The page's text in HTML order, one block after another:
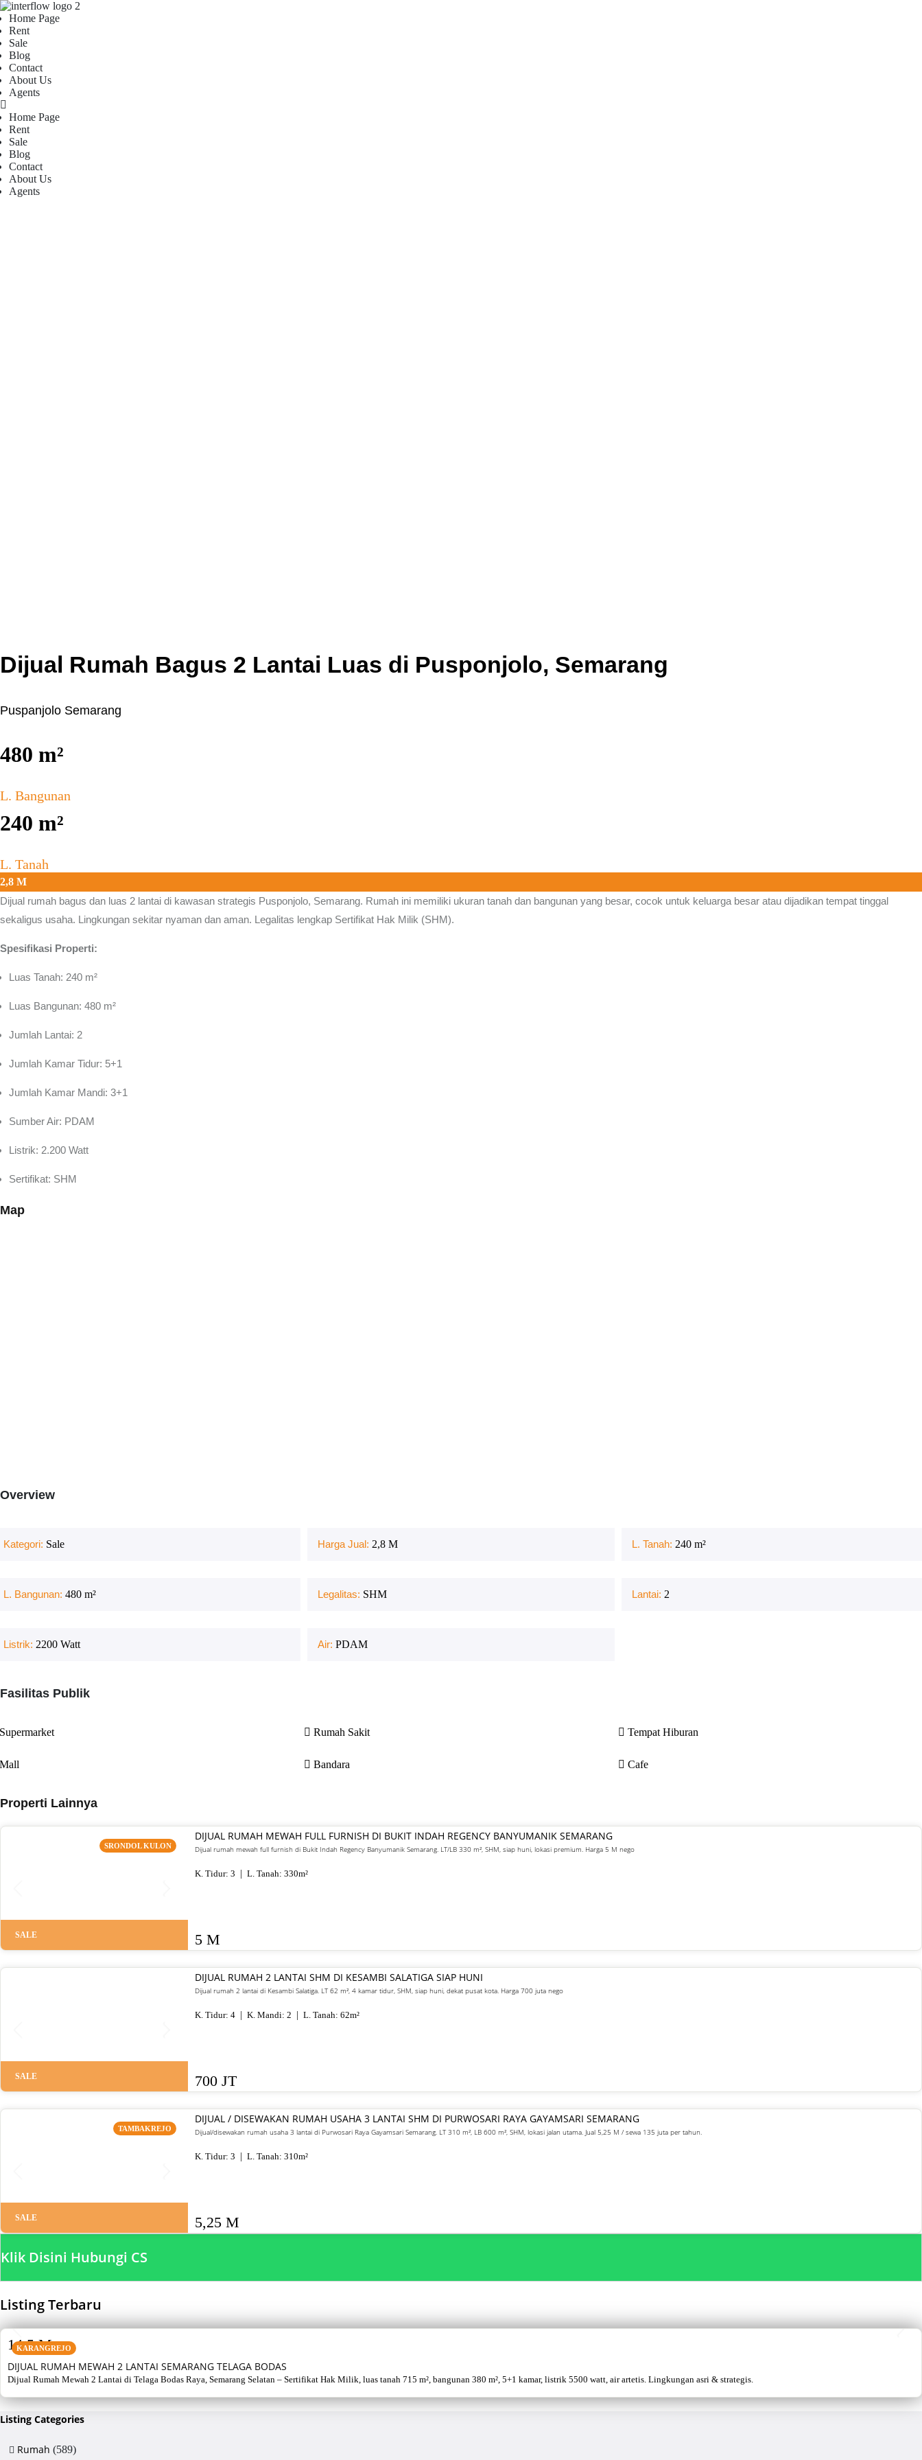
Home Page
Rent
Sale
Blog
Contact
About Us
Agents
Home Page
Rent
Sale
Blog
Contact
About Us
Agents
Dijual Rumah Bagus 2 Lantai Luas di Pusponjolo, Semarang
Puspanjolo Semarang
480 m²
L. Bangunan
240 m²
L. Tanah
2,8 M
Dijual rumah bagus dan luas 2 lantai di kawasan strategis Pusponjolo, Semarang. Rumah ini memiliki ukuran tanah dan bangunan yang besar, cocok untuk keluarga besar atau dijadikan tempat tinggal
sekaligus usaha. Lingkungan sekitar nyaman dan aman. Legalitas lengkap Sertifikat Hak Milik (SHM).
Spesifikasi Properti:
Luas Tanah: 240 m²
Luas Bangunan: 480 m²
Jumlah Lantai: 2
Jumlah Kamar Tidur: 5+1
Jumlah Kamar Mandi: 3+1
Sumber Air: PDAM
Listrik: 2.200 Watt
Sertifikat: SHM
Map
Overview
Kategori: Sale Harga Jual: 2,8 M L. Tanah: 240 m²
L. Bangunan: 480 m² Legalitas: SHM Lantai: 2
Listrik: 2200 Watt Air: PDAM
Fasilitas Publik
Supermarket Rumah Sakit Tempat Hiburan
Mall Bandara Cafe
Properti Lainnya
SRONDOL KULON
SALE
DIJUAL RUMAH MEWAH FULL FURNISH DI BUKIT INDAH REGENCY BANYUMANIK SEMARANG
Dijual rumah mewah full furnish di Bukit Indah Regency Banyumanik Semarang. LT/LB 330 m², SHM, siap huni, lokasi premium. Harga 5 M nego
K. Tidur: 3 L. Tanah: 330m²
5 M
SALE
DIJUAL RUMAH 2 LANTAI SHM DI KESAMBI SALATIGA SIAP HUNI
Dijual rumah 2 lantai di Kesambi Salatiga. LT 62 m², 4 kamar tidur, SHM, siap huni, dekat pusat kota. Harga 700 juta nego
K. Tidur: 4 K. Mandi: 2 L. Tanah: 62m²
700 JT
TAMBAKREJO
SALE
DIJUAL / DISEWAKAN RUMAH USAHA 3 LANTAI SHM DI PURWOSARI RAYA GAYAMSARI SEMARANG
Dijual/disewakan rumah usaha 3 lantai di Purwosari Raya Gayamsari Semarang. LT 310 m², LB 600 m², SHM, lokasi jalan utama. Jual 5,25 M / sewa 135 juta per tahun.
K. Tidur: 3 L. Tanah: 310m²
5,25 M
Klik Disini Hubungi CS
Listing Terbaru
KARANGREJO
DIJUAL RUMAH MEWAH 2 LANTAI SEMARANG TELAGA BODAS
Dijual Rumah Mewah 2 Lantai di Telaga Bodas Raya, Semarang Selatan – Sertifikat Hak Milik, luas tanah 715 m², bangunan 380 m², 5+1 kamar, listrik 5500 watt, air artetis. Lingkungan asri & strategis.
14,5 M
Listing Categories
Rumah (589)